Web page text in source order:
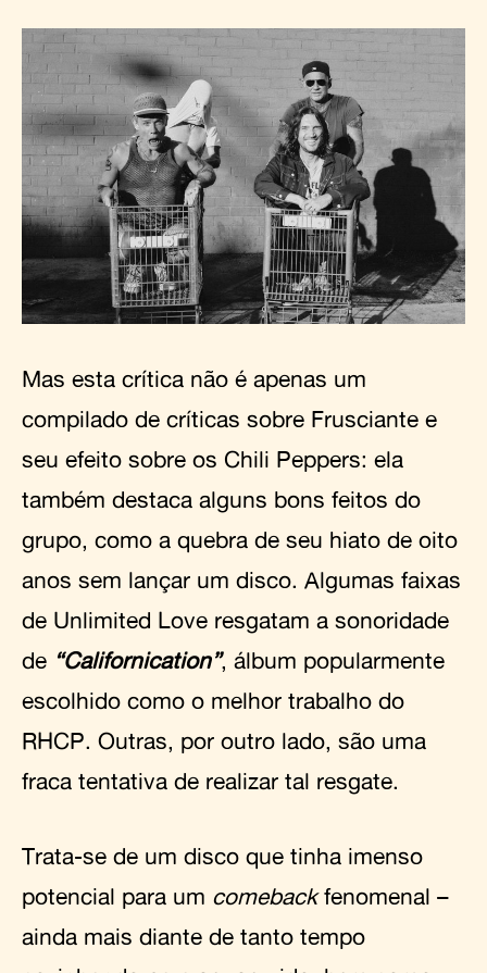
Mas esta crítica não é apenas um
compilado de críticas sobre Frusciante e
seu efeito sobre os Chili Peppers: ela
também destaca alguns bons feitos do
grupo, como a quebra de seu hiato de oito
anos sem lançar um disco. Algumas faixas
de Unlimited Love resgatam a sonoridade
de “Californication”, álbum popularmente
escolhido como o melhor trabalho do
RHCP. Outras, por outro lado, são uma
fraca tentativa de realizar tal resgate.
Trata-se de um disco que tinha imenso
potencial para um comebackfenomenal –
ainda mais diante de tanto tempo